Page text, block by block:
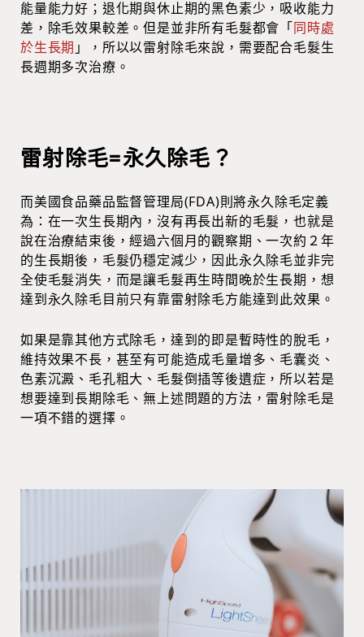
能量能力好；退化期與休止期的黑色素少，吸收能力
差，除毛效果較差。但是並非所有毛髮都會「同時處
於生長期 」，所以以雷射除毛來說，需要配合毛髮生
長週期多次治療。
雷射除毛=永久除毛？
而美國食品藥品監督管理局(FDA)則將永久除毛定義
為：在一次生長期內，沒有再長出新的毛髮，也就是
說在治療結束後，經過六個月的觀察期、一次約２年
的生長期後，毛髮仍穩定減少，因此永久除毛並非完
全使毛髮消失，而是讓毛髮再生時間晚於生長期，想
達到永久除毛目前只有靠雷射除毛方能達到此效果。
如果是靠其他方式除毛，達到的即是暫時性的脫毛，
維持效果不長，甚至有可能造成毛量增多、毛囊炎、
色素沉澱、毛孔粗大、毛髮倒插等後遺症，所以若是
想要達到長期除毛、無上述問題的方法，雷射除毛是
一項不錯的選擇。